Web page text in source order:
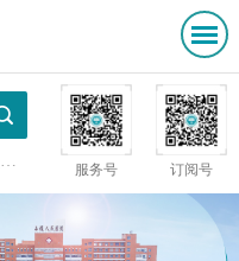
服务号 订阅号